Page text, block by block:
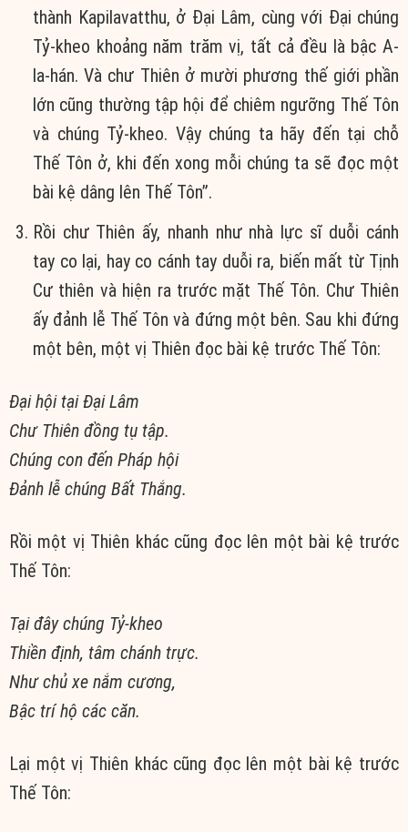
thành Kapilavatthu, ở Ðại Lâm, cùng với Ðại chúng
Tỷ-kheo khoảng năm trăm vị, tất cả đều là bậc A-
la-hán. Và chư Thiên ở mười phương thế giới phần
lớn cũng thường tập hội để chiêm ngưỡng Thế Tôn
và chúng Tỷ-kheo. Vậy chúng ta hãy đến tại chỗ
Thế Tôn ở, khi đến xong mỗi chúng ta sẽ đọc một
bài kệ dâng lên Thế Tôn”.
Rồi chư Thiên ấy, nhanh như nhà lực sĩ duỗi cánh
tay co lại, hay co cánh tay duỗi ra, biến mất từ Tịnh
Cư thiên và hiện ra trước mặt Thế Tôn. Chư Thiên
ấy đảnh lễ Thế Tôn và đứng một bên. Sau khi đứng
một bên, một vị Thiên đọc bài kệ trước Thế Tôn:
Ðại hội tại Ðại Lâm
Chư Thiên đồng tụ tập.
Chúng con đến Pháp hội
Ðảnh lễ chúng Bất Thắng.
Rồi một vị Thiên khác cũng đọc lên một bài kệ trước
Thế Tôn:
Tại đây chúng Tỷ-kheo
Thiền định, tâm chánh trực.
Như chủ xe nắm cương,
Bậc trí hộ các căn.
Lại một vị Thiên khác cũng đọc lên một bài kệ trước
Thế Tôn: